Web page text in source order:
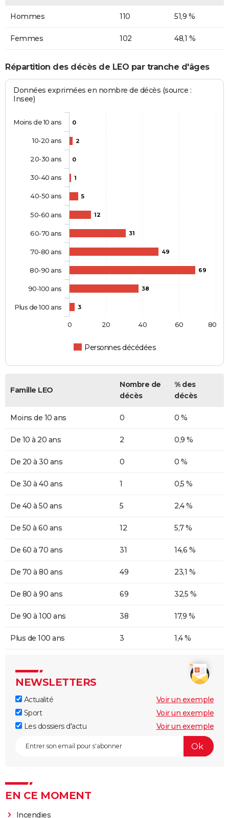
Hommes 110 51,9 %
Femmes 102 48,1 %
Répartition des décès de LEO par tranche d'âges
Données exprimées en nombre de décès (source :
Insee)
0
2
0
1
5
12
31
49
69
38
3
Personnes décédées
Moins de 10 ans
10-20 ans
20-30 ans
30-40 ans
40-50 ans
50-60 ans
60-70 ans
70-80 ans
80-90 ans
90-100 ans
Plus de 100 ans
0 20 40 60 80
Famille LEO
Nombre de
décès
% des
décès
Moins de 10 ans 0 0 %
De 10 à 20 ans 2 0,9 %
De 20 à 30 ans 0 0 %
De 30 à 40 ans 1 0,5 %
De 40 à 50 ans 5 2,4 %
De 50 à 60 ans 12 5,7 %
De 60 à 70 ans 31 14,6 %
De 70 à 80 ans 49 23,1 %
De 80 à 90 ans 69 32,5 %
De 90 à 100 ans 38 17,9 %
Plus de 100 ans 3 1,4 %
NEWSLETTERS
Actualité
Voir un exemple
Sport
Voir un exemple
Les dossiers d'actu
Voir un exemple
EN CE MOMENT
Incendies